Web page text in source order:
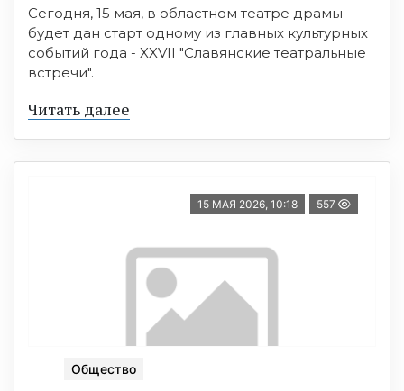
Сегодня, 15 мая, в областном театре драмы
будет дан старт одному из главных культурных
событий года - XXVII "Славянские театральные
встречи".
Читать далее
15 МАЯ 2026, 10:18 557
Общество